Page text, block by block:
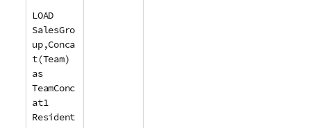
LOAD
SalesGro
up,Conca
t(Team)
as
TeamConc
at1
Resident